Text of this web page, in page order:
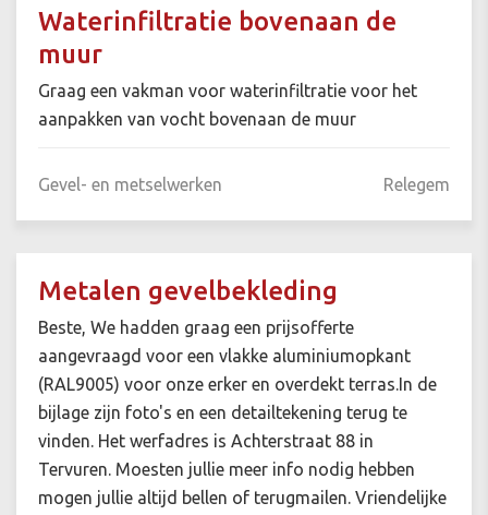
Waterinfiltratie bovenaan de
muur
Graag een vakman voor waterinfiltratie voor het
aanpakken van vocht bovenaan de muur
Gevel- en metselwerken Relegem
Metalen gevelbekleding
Beste, We hadden graag een prijsofferte
aangevraagd voor een vlakke aluminiumopkant
(RAL9005) voor onze erker en overdekt terras.In de
bijlage zijn foto's en een detailtekening terug te
vinden. Het werfadres is Achterstraat 88 in
Tervuren. Moesten jullie meer info nodig hebben
mogen jullie altijd bellen of terugmailen. Vriendelijke